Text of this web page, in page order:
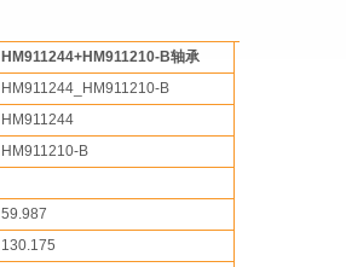
HM911244+HM911210-B轴承
HM911244_HM911210-B
HM911244
HM911210-B
59.987
130.175